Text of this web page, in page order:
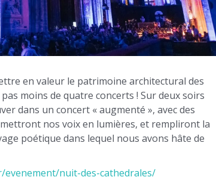
en valeur le patrimoine architectural des
moins de quatre concerts ! Sur deux soirs
dans un concert « augmenté », avec des
nos voix en lumières, et rempliront la
poétique dans lequel nous avons hâte de
evenement/nuit-des-cathedrales/